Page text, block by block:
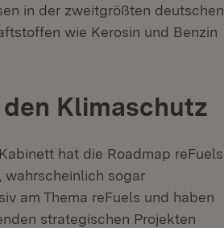
in der zweitgrößten deutschen
wie Kerosin und Benzin
Klimaschutz
hat die Roadmap reFuels
wahrscheinlich sogar
am Thema reFuels und haben
strategischen Projekten